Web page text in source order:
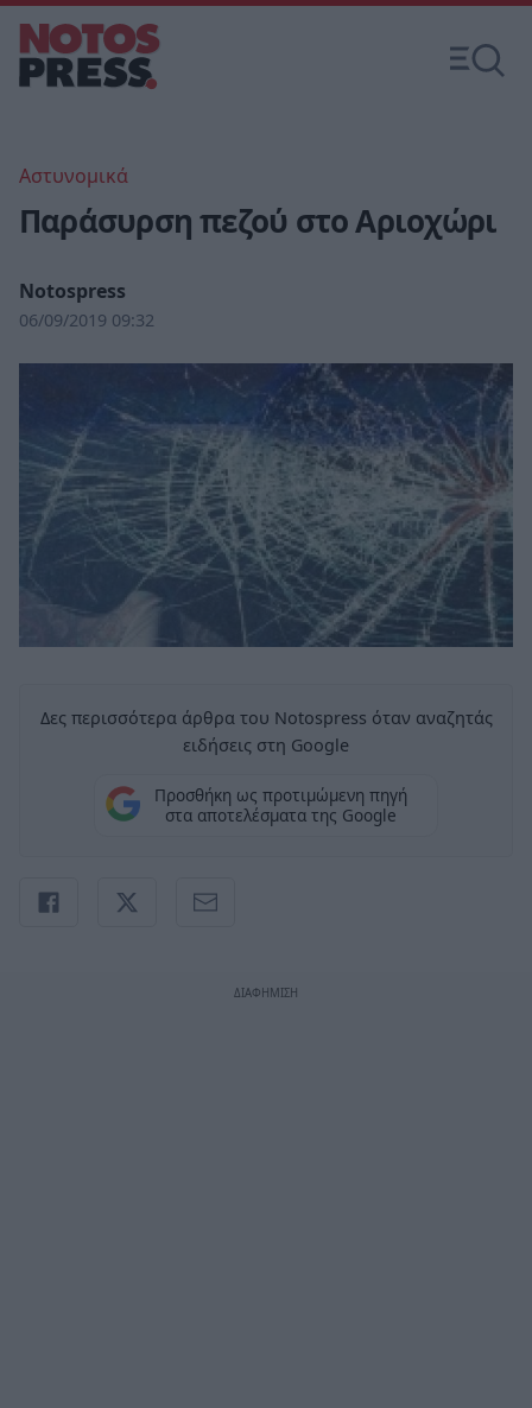
Αστυνομικά
Παράσυρση πεζού στο Αριοχώρι
Notospress
06/09/2019 09:32
Δες περισσότερα άρθρα του Notospress όταν αναζητάς
ειδήσεις στη Google
Προσθήκη ως προτιμώμενη πηγή
στα αποτελέσματα της Google